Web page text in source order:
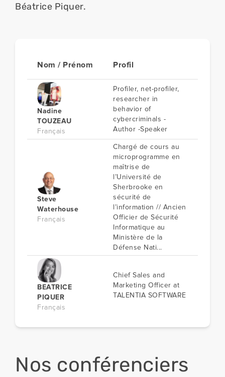
Béatrice Piquer.
Nom / Prénom Profil
Nadine
TOUZEAU
Français
Profiler, net-profiler,
researcher in
behavior of
cybercriminals -
Author -Speaker
Steve
Waterhouse
Français
Chargé de cours au
microprogramme en
maîtrise de
l’Université de
Sherbrooke en
sécurité de
l’information // Ancien
Officier de Sécurité
Informatique au
Ministère de la
Défense Nati...
BEATRICE
PIQUER
Français
Chief Sales and
Marketing Officer at
TALENTIA SOFTWARE
Nos conférenciers